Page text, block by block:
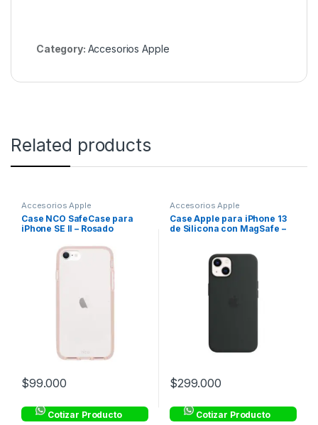
Category: Accesorios Apple
Related products
Accesorios Apple
Case NCO SafeCase para
iPhone SE II – Rosado
$99.000
Cotizar Producto
Accesorios Apple
Case Apple para iPhone 13
de Silicona con MagSafe –
$299.000
Cotizar Producto